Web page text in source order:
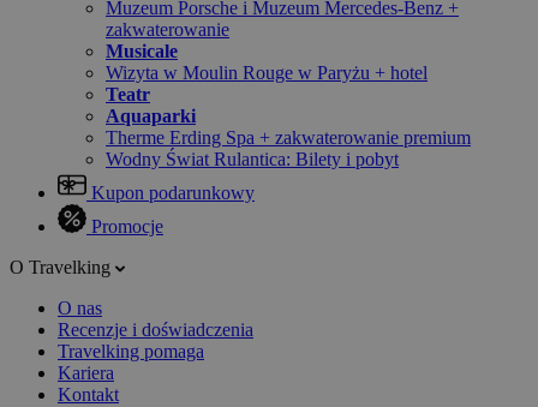
Muzeum Porsche i Muzeum Mercedes-Benz +
zakwaterowanie
Musicale
Wizyta w Moulin Rouge w Paryżu + hotel
Teatr
Aquaparki
Therme Erding Spa + zakwaterowanie premium
Wodny Świat Rulantica: Bilety i pobyt
Kupon podarunkowy
Promocje
O Travelking
O nas
Recenzje i doświadczenia
Travelking pomaga
Kariera
Kontakt